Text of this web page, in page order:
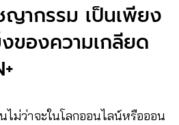
ญากรรม เป็นเพียง
ของความเกลียด
ไม่ว่าจะในโลกออนไลน์หรือออน